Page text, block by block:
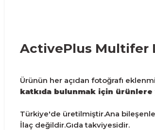
ActivePlus Multifer
Ürünün her açıdan fotoğrafı
katkıda bulunmak için ürünlere
Türkiye'de üretilmiştir.Ana
İlaç değildir.Gıda takviyesidir.